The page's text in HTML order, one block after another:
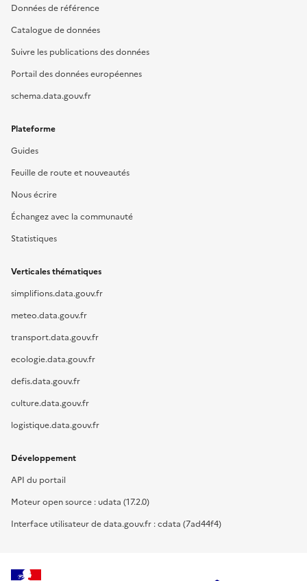
Données de référence
Catalogue de données
Suivre les publications des données
Portail des données européennes
schema.data.gouv.fr
Plateforme
Guides
Feuille de route et nouveautés
Nous écrire
Échangez avec la communauté
Statistiques
Verticales thématiques
simplifions.data.gouv.fr
meteo.data.gouv.fr
transport.data.gouv.fr
ecologie.data.gouv.fr
defis.data.gouv.fr
culture.data.gouv.fr
logistique.data.gouv.fr
Développement
API du portail
Moteur open source : udata (17.2.0)
Interface utilisateur de data.gouv.fr : cdata (7ad44f4)